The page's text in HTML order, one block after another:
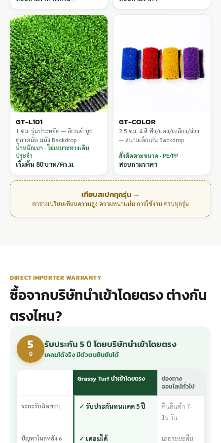
GT-L101
1 ซม. รุ่นประหยัด — อีเวนต์ บูธ
ตลาดนัด ผนัง Backdrop
น้ำหนักเบา · ไม่เหมาะทางเดิน
ประจำ
เริ่มต้น 80 บาท/ตร.ม.
GT-COLOR
2.5 ซม. 4 สี ฟ้า/แดง/เหลือง/ม่วง
— สนามเด็กเล่น Backdrop
สั่งตัดตามขนาด · PE/PP
สอบถามราคา
เทียบสเปกทุกรุ่น →
ตารางเปรียบเทียบความสูง ความหนาแน่น การใช้งาน ครบทุกรุ่น
DIRECT IMPORTER WARRANTY
ซื้อจากบริษัทนำเข้าโดยตรง ต่างกัน
ตรงไหน?
5
ปี
รับประกัน 5 ปี โดยบริษัทนำเข้าโดยตรง
เคลมได้จริง มีตัวตนยืนยันได้
Grassy Turf นำเข้าโดยตรง
ช่องทาง
ออนไลน์ทั่วไป
ระยะรับผิดชอบ รับประกันทนแดด 5 ปี
คืนสินค้า 7–
15 วัน
ปัญหาโผล่หลัง 6
เคลมได้
เลยระยะคืน